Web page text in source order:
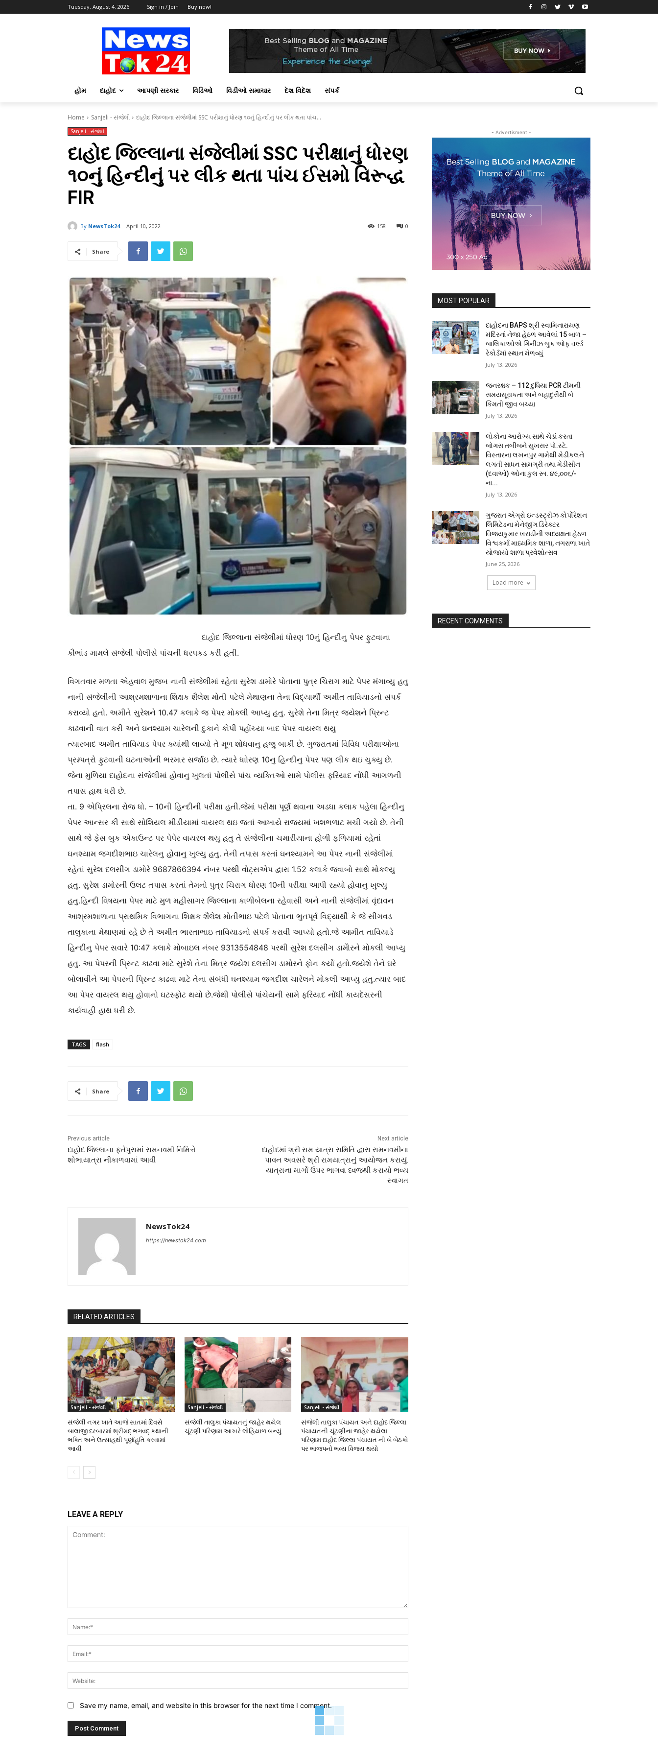
Tuesday, August 4, 2026 Sign in / Join Buy now!
હોમ દાહોદ આપણી સરકાર વિડિઓ વિડીઓ સમાચાર દેશ વિદેશ સંપર્ક
Home Sanjeli - સંજેલી દાહોદ જિલ્લાના સંજેલીમાં SSC પરીક્ષાનું ધોરણ ૧૦નું હિન્દીનું પર લીક થતા પાંચ...
Sanjeli - સંજેલી
દાહોદ જિલ્લાના સંજેલીમાં SSC પરીક્ષાનું ધોરણ
૧૦નું હિન્દીનું પર લીક થતા પાંચ ઈસમો વિરૂદ્ધ
FIR
By NewsTok24 April 10, 2022 0
158
Share
દાહોદ જિલ્લાના સંજેલીમાં ધોરણ 10નું હિન્દીનુ પેપર ફુટવાના
કૌભાંડ મામલે સંજેલી પોલીસે પાંચની ધરપકડ કરી હતી.
વિગતવાર મળતા એહવાલ મુજબ નાની સંજેલીમાં રહેતા સુરેશ ડામોરે પોતાના પુત્ર ચિરાગ માટે પેપર મંગાવ્યુ હતુ
નાની સંજેલીની આશ્રમશાળાના શિક્ષક શૈલેશ મોતી પટેલે મેથાણના તેના વિદ્યાર્થી અમીત તાવિયાડનો સંપર્ક
કરાવ્યો હતો. અમીતે સુરેશને 10.47 કલાકે જ પેપર મોકલી આપ્યુ હતુ. સુરેશે તેના મિત્ર જયેશને પ્રિન્ટ
કાઢવાની વાત કરી અને ઘનશ્યામ ચારેલની દુકાને કોપી પહોંચ્યા બાદ પેપર વાયરલ થયુ
ત્યારબાદ અમીત તાવિયાડ પેપર ક્યાંથી લાવ્યો તે મૂળ શોધવાનુ હજુ બાકી છે. ગુજરાતમાં વિવિધ પરીક્ષાઓના
પ્રશ્નપત્રો ફુટવાની ઘટનાઓની ભરમાર સર્જાઇ છે. ત્યારે ધાોરણ 10નુ હિન્દીનુ પેપર પણ લીક થઇ ચુક્યુ છે.
જેના મુળિયા દાહોદના સંજેલીમાં હોવાનુ ખુલતાં પોલીસે પાંચ વ્યક્તિઓ સામે પોલીસ ફરિયાદ નોંધી આગળની
તપાસ હાથ ધરી છે.
તા. 9 એપ્રિલના રોજ ધો. – 10ની હિન્દીની પરીક્ષા હતી.જેમાં પરીક્ષા પૂર્ણ થવાના અડધા કલાક પહેલા હિન્દીનુ
પેપર આન્સર કી સાથે સોશિયલ મીડીયામાં વાયરલ થઇ જતાં આખાયે રાજ્યમાં ખશભળાટ મચી ગયો છે. તેની
સાથે જે ફેસ બુક એકાઉન્ટ પર પેપેર વાયરલ થયુ હતુ તે સંજેલીના ચમારીયાના હોળી ફળિયામાં રહેતાં
ઘનશ્યામ જગદીશભાઇ ચારેલનુ હોવાનુ ખુલ્યુ હતુ. તેની તપાસ કરતાં ઘનશ્યામને આ પેપર નાની સંજેલીમાં
રહેતાં સુરેશ દલસીંગ ડામોરે 9687866394 નંબર પરથી વોટ્સએપ દ્વારા 1.52 કલાકે જવાબો સાથે મોકલ્યુ
હતુ. સુરેશ ડામોરની ઉલટ તપાસ કરતાં તેમનો પુત્ર ચિરાગ ધોરણ 10ની પરીક્ષા આપી રહ્યો હોવાનુ ખુલ્યુ
હતુ.હિન્દી વિષયના પેપર માટે મુળ મહીસાગર જિલ્લાના કાળીબેલના રહેવાસી અને નાની સંજેલીમાં વૃંદાવન
આશ્રમશાળાના પ્રાથમિક વિભાગના શિક્ષક શૈલેશ મોતીભાઇ પટેલે પોતાના ભુતપૂર્વ વિદ્યાર્થી કે જે સીંગવડ
તાલુકાના મેથાણમાં રહે છે તે અમીત ભારતાભાઇ તાવિયાડનો સંપર્ક કરાવી આપ્યો હતો.જે આમીત તાવિયાડે
હિન્દીનુ પેપર સવારે 10:47 કલાકે મોબાઇલ નંબર 9313554848 પરથી સુરેશ દલસીંગ ડામોેરને મોકલી આપ્યુ
હતુ. આ પેપરની પ્રિન્ટ કાઢવા માટે સુરેશે તેના મિત્ર જયેશ દલસીંગ ડામોરને ફોન કર્યો હતો.જયેશે તેને ઘરે
બોલાવીને આ પેપરની પ્રિન્ટ કાઢવા માટે તેના સંબંધી ઘનશ્યામ જગદીશ ચારેલને મોકલી આપ્યુ હતુ.ત્યાર બાદ
આ પેપર વાયરલ થયુ હોવાનો ઘટસ્ફોટ થયો છે.જેથી પોલીસે પાંચેયની સામે ફરિયાદ નોંધી કાયદેસરની
કાર્યવાહી હાથ ધરી છે.
TAGS flash
Share
Previous article
દાહોદ જિલ્લાના ફતેપુરામાં રામનવમી નિમિત્તે
શોભાયાત્રા નીકાળવામાં આવી
Next article
દાહોદમાં શ્રી રામ યાત્રા સમિતિ દ્વારા રામનવમીના
પાવન અવસરે શ્રી રામયાત્રાનું આયોજન કરાયું.
યાત્રાના માર્ગો ઉપર ભાગવા ધ્વજથી કરાયો ભવ્ય
સ્વાગત
NewsTok24
https://newstok24.com
RELATED ARTICLES
Sanjeli - સંજેલી
સંજેલી નગર ખાતે આજે સાતમાં દિવસે
બાલાજી દરબારમાં શ્રીમદ્ ભગવદ્ કથાની
ભક્તિ અને ઉત્સાહથી પૂર્ણાહુતિ કરવામાં
આવી
Sanjeli - સંજેલી
સંજેલી તાલુકા પંચાયતનું જાહેર થયેલ
ચૂંટણી પરિણામ આખરે લોહિયાળ બન્યું
Sanjeli - સંજેલી
સંજેલી તાલુકા પંચાયત અને દાહોદ જિલ્લા
પંચાયતની ચૂંટણીના જાહેર થયેલા
પરિણામ દાહોદ જિલ્લા પંચાયત ની બે બેઠકો
પર ભાજપનો ભવ્ય વિજય થયો
LEAVE A REPLY
Save my name, email, and website in this browser for the next time I comment.
- Advertisment -
MOST POPULAR
દાહોદના BAPS શ્રી સ્વામિનારાયણ
મંદિરનાં નેજા હેઠળ આવેલાં 15 બાળ –
બાલિકાઓએ ગિનીઝ બુક ઓફ વર્લ્ડ
રેકોર્ડમાં સ્થાન મેળવ્યું
July 13, 2026
જનરક્ષક – 112 દુધિયા PCR ટીમની
સમયસૂચકતા અને બહાદુરીથી બે
કિંમતી જીવ બચ્યા
July 13, 2026
લોકોના આરોગ્ય સાથે ચેડાં કરતા
બોગસ તબીબને સુખસર પો.સ્ટે.
વિસ્તારના લખનપુર ગામેથી મેડીકલને
લગતી સાધન સામગ્રી તથા મેડીસીન
(દવાઓ) ઓના કુલ રૂા. ૪૯,૦૦૬/-
ના...
July 13, 2026
ગુજરાત એગ્રો ઇન્ડસ્ટ્રીઝ કોર્પોરેશન
લિમિટેડના મેનેજીંગ ડિરેક્ટર
વિજયકુમાર ખરાડીની અધ્યક્ષતા હેઠળ
વિશ્વકર્મા માધ્યમિક શાળા, નગરાળા ખાતે
યોજાયો શાળા પ્રવેશોત્સવ
June 25, 2026
Load more
RECENT COMMENTS